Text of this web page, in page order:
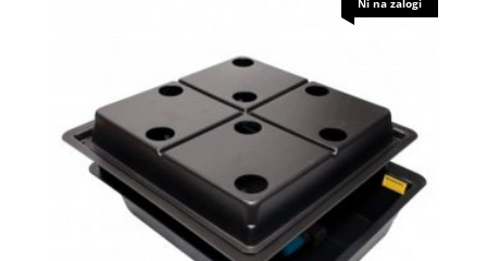
Ni na zalogi